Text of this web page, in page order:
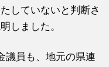
していないと判断さ
しました。
議員も、地元の県連